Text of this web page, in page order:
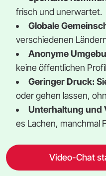
frisch und unerwartet.
Globale
verschiedenen
Anonyme
keine öffentlichen
Geringer Druck:
oder gehen lassen,
Unterhaltung und
es Lachen, manchmal
Video-Chat